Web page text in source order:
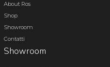
About Ros
Shop
Showroom
Contatti
Showroom